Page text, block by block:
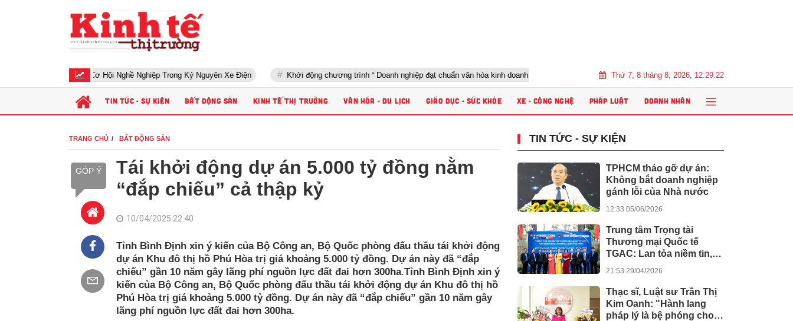
Sửa Xe Điện – Cơ Hội Nghề Nghiệp Trong Kỷ Nguyên Xe Điện Khởi động chương trình “ Doanh nghiệp đạt chuẩn văn hóa kinh doanh Việt Nam” năm 2026 Đổi mới phương pháp dạy học trong kỷ nguyên AI:
Thứ 7, 8 tháng 8, 2026, 12:29:23
TIN TỨC - SỰ KIỆN BẤT ĐỘNG SẢN KINH TẾ THỊ TRƯỜNG VĂN HÓA - DU LỊCH GIÁO DỤC - SỨC KHỎE XE - CÔNG NGHỆ PHÁP LUẬT DOANH NHÂN
TRANG CHỦ BẤT ĐỘNG SẢN
GÓP Ý
Tái khởi động dự án 5.000 tỷ đồng nằm
“đắp chiếu” cả thập kỷ
10/04/2025 22:40
Tỉnh Bình Định xin ý kiến của Bộ Công an, Bộ Quốc phòng đấu thầu tái khởi động
dự án Khu đô thị hồ Phú Hòa trị giá khoảng 5.000 tỷ đồng. Dự án này đã “đắp
chiếu” gần 10 năm gây lãng phí nguồn lực đất đai hơn 300ha.Tỉnh Bình Định xin ý
kiến của Bộ Công an, Bộ Quốc phòng đấu thầu tái khởi động dự án Khu đô thị hồ
Phú Hòa trị giá khoảng 5.000 tỷ đồng. Dự án này đã “đắp chiếu” gần 10 năm gây
lãng phí nguồn lực đất đai hơn 300ha.
TIN TỨC - SỰ KIỆN
TPHCM tháo gỡ dự án:
Không bắt doanh nghiệp
gánh lỗi của Nhà nước
12:33 05/06/2026
Trung tâm Trọng tài
Thương mại Quốc tế
TGAC: Lan tỏa niềm tin,
21:53 29/04/2026
Thạc sĩ, Luật sư Trần Thị
Kim Oanh: "Hành lang
pháp lý là bệ phóng cho